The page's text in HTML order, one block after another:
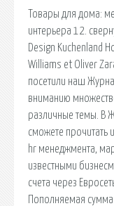
Товары для дома:
интерьера 12.
Design Kuchenland
Williams et Oliver
посетили наш
вниманию
различные темы. В
сможете прочитать
hr менеджмента,
известными
счета через
Пополняемая